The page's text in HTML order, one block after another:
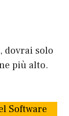
dovrai solo
più alto.
Software